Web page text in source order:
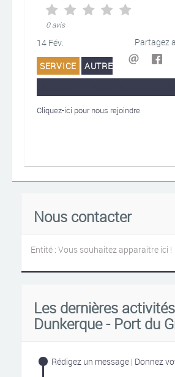
0 avis
Partagez
14 Fév.
SERVICE
AUTRE
Cliquez-ici pour nous rejoindre
Nous contacter
Entité : Vous souhaitez apparaitre ici !
Les dernières
Dunkerque - Port du
Rédigez un message | Donnez